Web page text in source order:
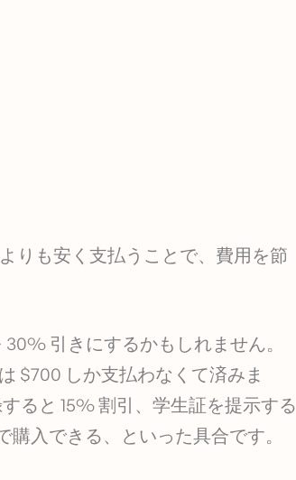
りも安く支払うことで、費用を節
引きにするかもしれません。
$700 しか支払わなくて済みま
ると 15% 割引、学生証を提示する
購入できる、といった具合です。